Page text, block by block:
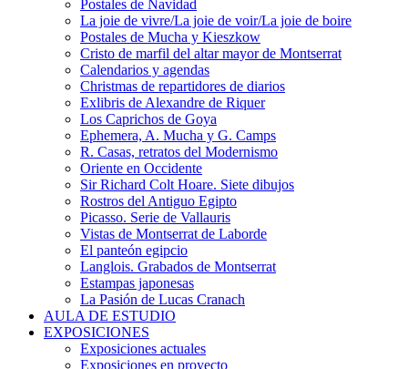
Postales de Navidad
La joie de vivre/La joie de voir/La joie de boire
Postales de Mucha y Kieszkow
Cristo de marfil del altar mayor de Montserrat
Calendarios y agendas
Christmas de repartidores de diarios
Exlibris de Alexandre de Riquer
Los Caprichos de Goya
Ephemera, A. Mucha y G. Camps
R. Casas, retratos del Modernismo
Oriente en Occidente
Sir Richard Colt Hoare. Siete dibujos
Rostros del Antiguo Egipto
Picasso. Serie de Vallauris
Vistas de Montserrat de Laborde
El panteón egipcio
Langlois. Grabados de Montserrat
Estampas japonesas
La Pasión de Lucas Cranach
AULA DE ESTUDIO
EXPOSICIONES
Exposiciones actuales
Exposiciones en proyecto